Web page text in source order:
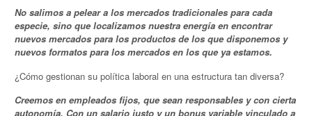
No salimos a pelear a los mercados tradicionales para cada
especie, sino que localizamos nuestra energía en encontrar
nuevos mercados para los productos de los que disponemos y
nuevos formatos para los mercados en los que ya estamos.
¿Cómo gestionan su política laboral en una estructura tan diversa?
Creemos en empleados fijos, que sean responsables y con cierta
autonomía. Con un salario justo y un bonus variable vinculado a